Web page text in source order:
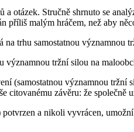
otázek. Stručně shrnuto se
příliš malým hráčem, než aby
trhu samostatnou
významnou tržní silou na
(samostatnou významnou
citovanému závěru: že společně
a nikoli vyvrácen,